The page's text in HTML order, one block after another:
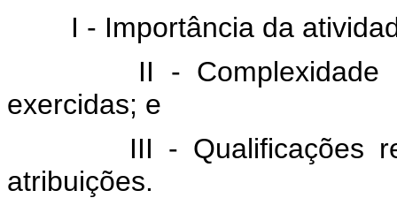
I - Importância da
II - Complexidade
exercidas; e
III - Qualificações
atribuições.